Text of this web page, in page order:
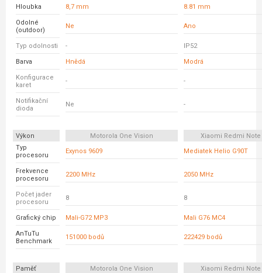
Hloubka 8,7 mm 8.81 mm
Odolné
(outdoor)
Ne Ano
Typ odolnosti - IP52
Barva Hnědá Modrá
Konfigurace
karet
- -
Notifikační
dioda
Ne -
Výkon Motorola One Vision
Xiaomi Redmi Note
Typ
procesoru
Exynos 9609 Mediatek Helio G90T
Frekvence
procesoru
2200 MHz 2050 MHz
Počet jader
procesoru
8 8
Grafický chip Mali-G72 MP3 Mali G76 MC4
AnTuTu
Benchmark
151000 bodů 222429 bodů
Paměť Motorola One Vision
Xiaomi Redmi Note